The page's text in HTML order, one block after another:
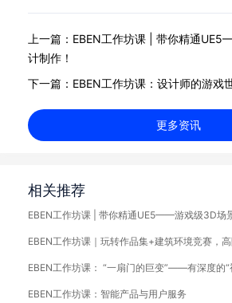
上一篇：EBEN工作坊课 | 带你精通
计制作！
下一篇：EBEN工作坊课：设计师的游戏
更多资讯
相关推荐
EBEN工作坊课 | 带你精通UE5——游戏级3D场
EBEN工作坊课｜玩转作品集+建筑环境竞赛，
EBEN工作坊课： “一扇门的巨变”——有深度的“
EBEN工作坊课：智能产品与用户服务